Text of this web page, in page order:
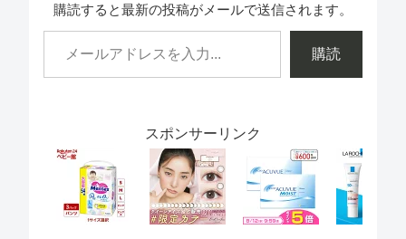
購読すると最新の投稿がメールで送信されます。
購読
スポンサーリンク